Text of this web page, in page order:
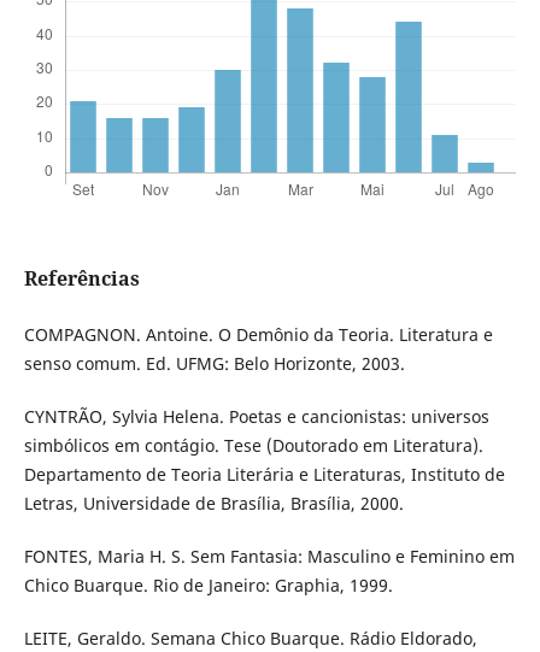
Referências
COMPAGNON. Antoine. O Demônio da Teoria. Literatura e
senso comum. Ed. UFMG: Belo Horizonte, 2003.
CYNTRÃO, Sylvia Helena. Poetas e cancionistas: universos
simbólicos em contágio. Tese (Doutorado em Literatura).
Departamento de Teoria Literária e Literaturas, Instituto de
Letras, Universidade de Brasília, Brasília, 2000.
FONTES, Maria H. S. Sem Fantasia: Masculino e Feminino em
Chico Buarque. Rio de Janeiro: Graphia, 1999.
LEITE, Geraldo. Semana Chico Buarque. Rádio Eldorado,